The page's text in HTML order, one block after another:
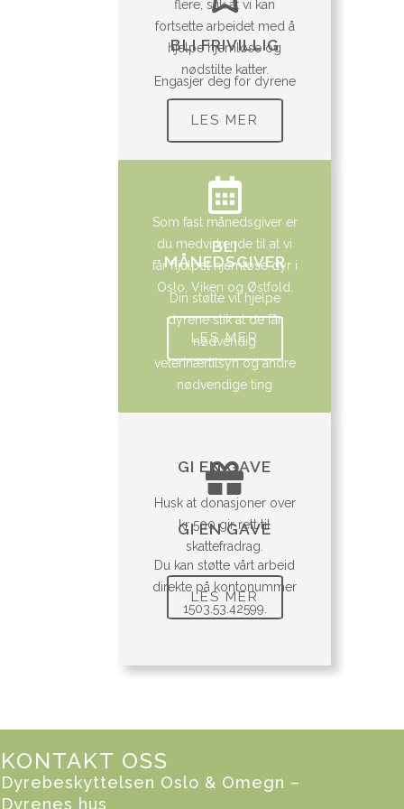
BLI FRIVILLIG
Engasjer deg for dyrene
flere, slik at vi kan
fortsette arbeidet med å
hjelpe hjemløse og
nødstilte katter.
LES MER
BLI
MÅNEDSGIVER
Din støtte vil hjelpe
dyrene slik at de får
nødvendig
veterinærtilsyn og andre
nødvendige ting
Som fast månedsgiver er
du medvirkende til at vi
får hjulpet hjemløse dyr i
Oslo, Viken og Østfold.
LES MER
GI EN GAVE
Du kan støtte vårt arbeid
direkte på kontonummer
1503.53.42599.
GI EN GAVE
Husk at donasjoner over
kr 500 gir rett til
skattefradrag.
LES MER
KONTAKT OSS
Dyrebeskyttelsen Oslo & Omegn –
Dyrenes hus